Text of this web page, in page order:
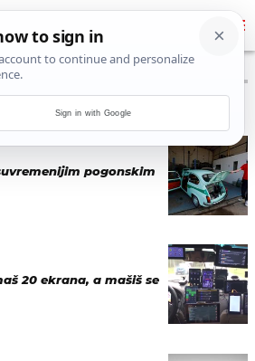
ZA TAG “
pogonskim
20 ekrana, a mašiš se
Sign in with Google